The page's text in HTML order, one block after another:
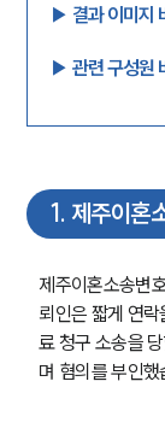
▶︎ 결과 이미지
▶︎ 관련 구성원
1 . 제주이혼
제주이혼소송변
뢰인은 짧게 연
료 청구 소송을
며 혐의를 부인했